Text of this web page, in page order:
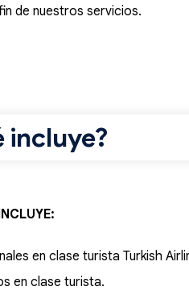
de nuestros servicios.
incluye?
en clase turista Turkish
en clase turista.